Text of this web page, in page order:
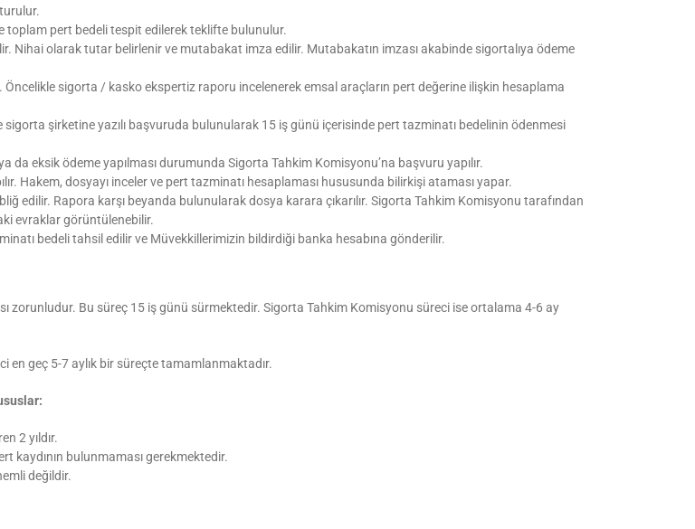
toplam pert bedeli tespit edilerek teklifte bulunulur.
Nihai olarak tutar belirlenir ve mutabakat imza edilir. Mutabakatın imzası akabinde sigortalıya ödeme
Öncelikle sigorta / kasko ekspertiz raporu incelenerek emsal araçların pert değerine ilişkin hesaplama
şirketine yazılı başvuruda bulunularak 15 iş günü içerisinde pert tazminatı bedelinin ödenmesi
eksik ödeme yapılması durumunda Sigorta Tahkim Komisyonu’na başvuru yapılır.
Hakem, dosyayı inceler ve pert tazminatı hesaplaması hususunda bilirkişi ataması yapar.
edilir. Rapora karşı beyanda bulunularak dosya karara çıkarılır. Sigorta Tahkim Komisyonu tarafından
evraklar görüntülenebilir.
bedeli tahsil edilir ve Müvekkillerimizin bildirdiği banka hesabına gönderilir.
zorunludur. Bu süreç 15 iş günü sürmektedir. Sigorta Tahkim Komisyonu süreci ise ortalama 4-6 ay
geç 5-7 aylık bir süreçte tamamlanmaktadır.
2 yıldır.
kaydının bulunmaması gerekmektedir.
değildir.